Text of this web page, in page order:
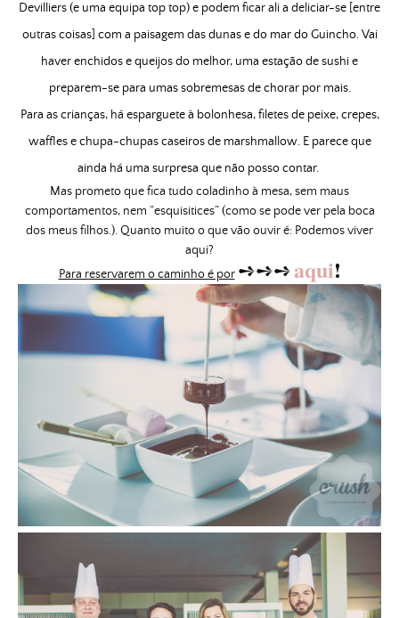
Devilliers (e uma equipa top top) e podem ficar ali a deliciar-se [entre
outras coisas] com a paisagem das dunas e do mar do Guincho. Vai
haver enchidos e queijos do melhor, uma estação de sushi e
preparem-se para umas sobremesas de chorar por mais.
Para as crianças, há esparguete à bolonhesa, filetes de peixe, crepes,
waffles e chupa-chupas caseiros de marshmallow. E parece que
ainda há uma surpresa que não posso contar.
Mas prometo que fica tudo coladinho à mesa, sem maus
comportamentos, nem “esquisitices” (como se pode ver pela boca
dos meus filhos.). Quanto muito o que vão ouvir é: Podemos viver
aqui?
Para reservarem o caminho é por ➺➺➺aqui!